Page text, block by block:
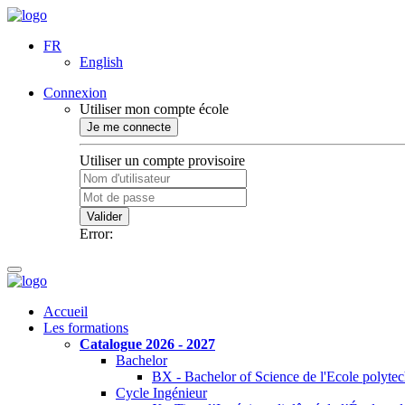
FR
English
Connexion
Utiliser mon compte école
Je me connecte
Utiliser un compte provisoire
Valider
Error:
Accueil
Les formations
Catalogue 2026 - 2027
Bachelor
BX - Bachelor of Science de l'Ecole
Cycle Ingénieur